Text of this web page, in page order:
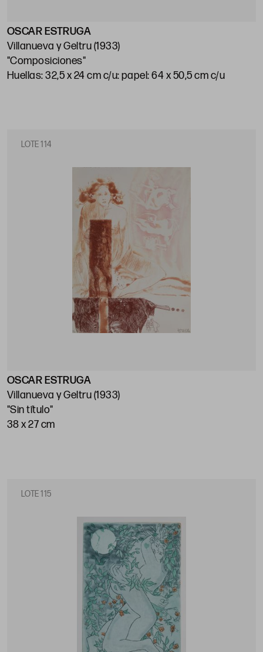
OSCAR ESTRUGA
Villanueva y Geltru (1933)
"Composiciones"
Huellas: 32,5 x 24 cm c/u: papel: 64 x 50,5 cm c/u
LOTE 114
OSCAR ESTRUGA
Villanueva y Geltru (1933)
"Sin título"
38 x 27 cm
LOTE 115